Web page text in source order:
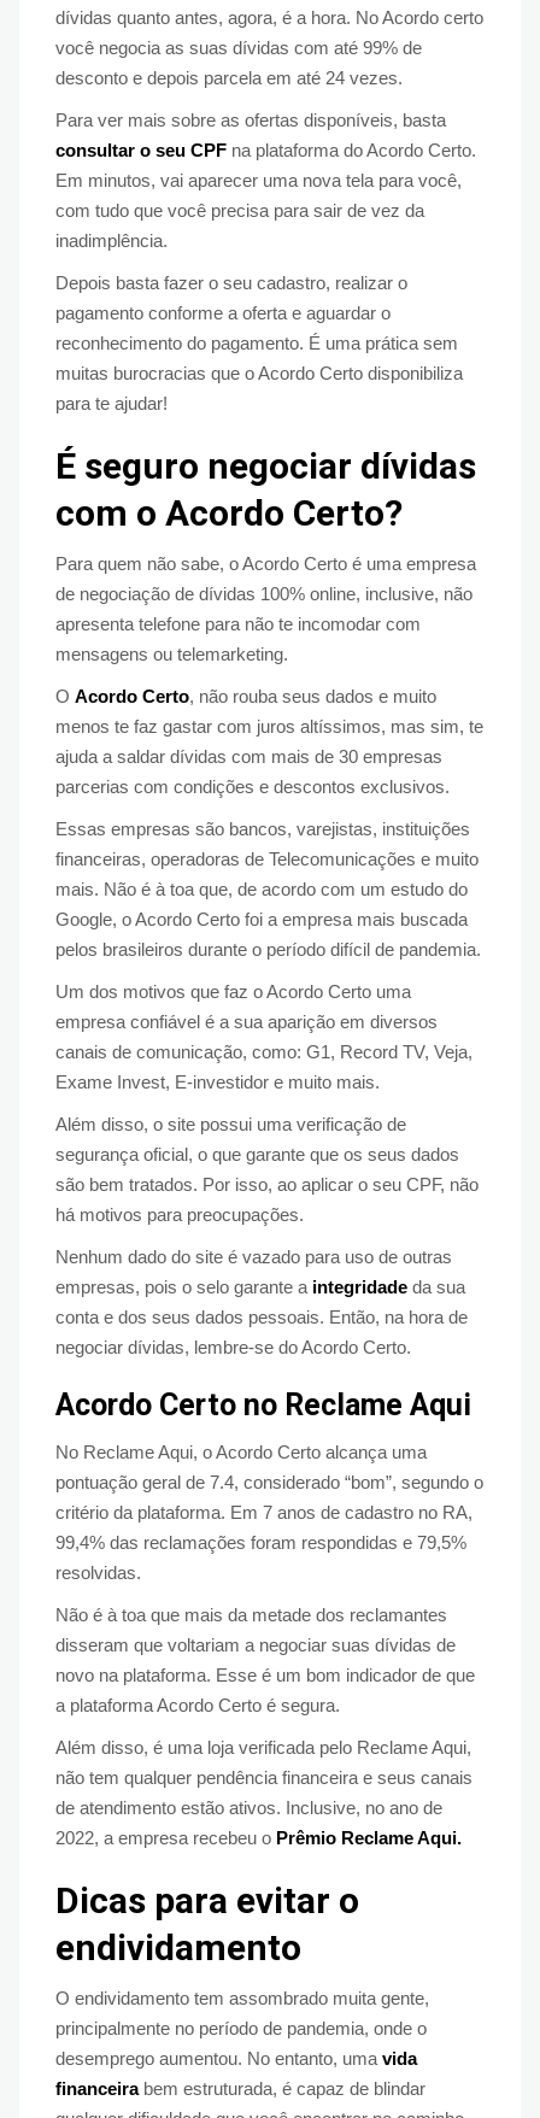
dívidas quanto antes, agora, é a hora. No Acordo certo
você negocia as suas dívidas com até 99% de
desconto e depois parcela em até 24 vezes.
Para ver mais sobre as ofertas disponíveis, basta
consultar o seu CPF na plataforma do Acordo Certo.
Em minutos, vai aparecer uma nova tela para você,
com tudo que você precisa para sair de vez da
inadimplência.
Depois basta fazer o seu cadastro, realizar o
pagamento conforme a oferta e aguardar o
reconhecimento do pagamento. É uma prática sem
muitas burocracias que o Acordo Certo disponibiliza
para te ajudar!
É seguro negociar dívidas
com o Acordo Certo?
Para quem não sabe, o Acordo Certo é uma empresa
de negociação de dívidas 100% online, inclusive, não
apresenta telefone para não te incomodar com
mensagens ou telemarketing.
O Acordo Certo, não rouba seus dados e muito
menos te faz gastar com juros altíssimos, mas sim, te
ajuda a saldar dívidas com mais de 30 empresas
parcerias com condições e descontos exclusivos.
Essas empresas são bancos, varejistas, instituições
financeiras, operadoras de Telecomunicações e muito
mais. Não é à toa que, de acordo com um estudo do
Google, o Acordo Certo foi a empresa mais buscada
pelos brasileiros durante o período difícil de pandemia.
Um dos motivos que faz o Acordo Certo uma
empresa confiável é a sua aparição em diversos
canais de comunicação, como: G1, Record TV, Veja,
Exame Invest, E-investidor e muito mais.
Além disso, o site possui uma verificação de
segurança oficial, o que garante que os seus dados
são bem tratados. Por isso, ao aplicar o seu CPF, não
há motivos para preocupações.
Nenhum dado do site é vazado para uso de outras
empresas, pois o selo garante a integridade da sua
conta e dos seus dados pessoais. Então, na hora de
negociar dívidas, lembre-se do Acordo Certo.
Acordo Certo no Reclame Aqui
No Reclame Aqui, o Acordo Certo alcança uma
pontuação geral de 7.4, considerado “bom”, segundo o
critério da plataforma. Em 7 anos de cadastro no RA,
99,4% das reclamações foram respondidas e 79,5%
resolvidas.
Não é à toa que mais da metade dos reclamantes
disseram que voltariam a negociar suas dívidas de
novo na plataforma. Esse é um bom indicador de que
a plataforma Acordo Certo é segura.
Além disso, é uma loja verificada pelo Reclame Aqui,
não tem qualquer pendência financeira e seus canais
de atendimento estão ativos. Inclusive, no ano de
2022, a empresa recebeu o Prêmio Reclame Aqui.
Dicas para evitar o
endividamento
O endividamento tem assombrado muita gente,
principalmente no período de pandemia, onde o
desemprego aumentou. No entanto, uma vida
financeirabem estruturada, é capaz de blindar